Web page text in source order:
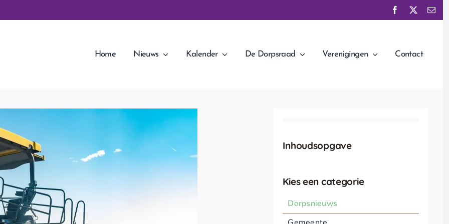
Home Nieuws Kalender De Dorpsraad Verenigingen Contact
Inhoudsopgave
Kies een categorie
Dorpsnieuws